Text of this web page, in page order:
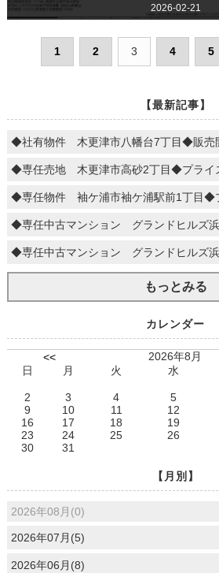
2026-02-21
1 2 3 4 5
【最新記事】
◆社有物件 木更津市八幡台7丁目◆販売
◆専任売地 木更津市高砂2丁目◆プライ
◆専任物件 袖ケ浦市袖ケ浦駅前1丁目◆
◆専任中古マンション グランドヒルズ
◆専任中古マンション グランドヒルズ
もっとみる
カレンダー
<<
2026年8月
日
月 火 水
2
3 4 5
9
10 11 12
16
17 18 19
23
24 25 26
30
31
【月別】
2026年08月(0)
2026年07月(5)
2026年06月(8)